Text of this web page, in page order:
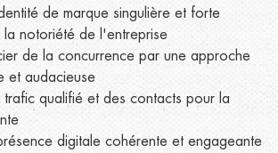
de marque singulière et forte
la notoriété de l'entreprise
de la concurrence par une approche
et audacieuse
qualifié et des contacts pour la
digitale cohérente et engageante